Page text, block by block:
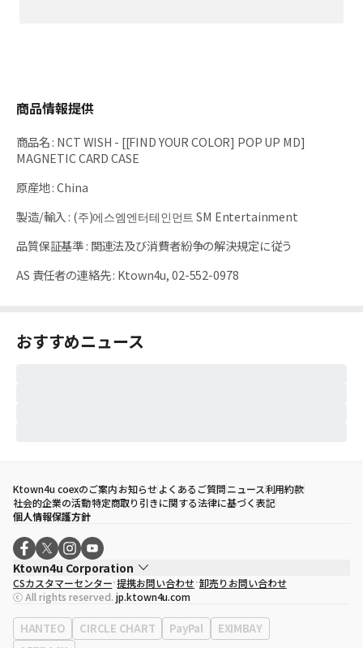
商品情報提供
商品名: NCT WISH - [[FIND YOUR COLOR] POP UP MD]
MAGNETIC CARD CASE
原産地:China
製造/輸入 : (주)에스엠엔터테인먼트 SM Entertainment
品質保証基準: 関連法及び消費者紛争の解決規定に従う
AS 責任者の連絡先: Ktown4u, 02-552-0978
おすすめニュース
Ktown4u coexのご案内お知らせよくあるご質問ニュース利用約款
社会的企業の活動特定商取り引きに関する法律に基づく表記
個人情報保護方針
Ktown4u Corporation
代表取締役
ソン・ヒョミン
事業者登録番号120-87-71116
eContext
0120-23-7523
事務所住所
ソウル特別市江南区永東大路513、3階(三成洞、coex)
CSカスタマーセンター 提携お問い合わせ 卸売りお問い合わせ
ⓒ All rights reserved. jp.ktown4u.com
HANTEO CIRCLE CHART PayPal
EXIMBAY